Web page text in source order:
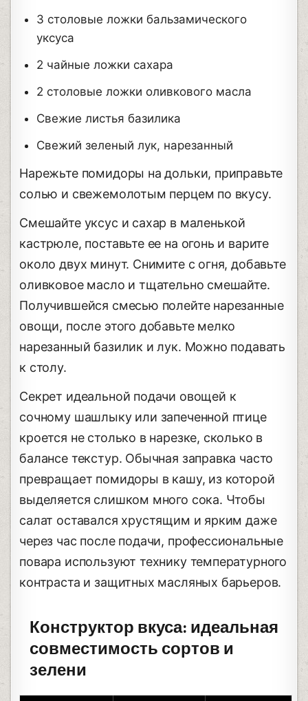
3 столовые ложки бальзамического
уксуса
2 чайные ложки сахара
2 столовые ложки оливкового масла
Свежие листья базилика
Свежий зеленый лук, нарезанный
Нарежьте помидоры на дольки, приправьте
солью и свежемолотым перцем по вкусу.
Смешайте уксус и сахар в маленькой
кастрюле, поставьте ее на огонь и варите
около двух минут. Снимите с огня, добавьте
оливковое масло и тщательно смешайте.
Получившейся смесью полейте нарезанные
овощи, после этого добавьте мелко
нарезанный базилик и лук. Можно подавать
к столу.
Секрет идеальной подачи овощей к
сочному шашлыку или запеченной птице
кроется не столько в нарезке, сколько в
балансе текстур. Обычная заправка часто
превращает помидоры в кашу, из которой
выделяется слишком много сока. Чтобы
салат оставался хрустящим и ярким даже
через час после подачи, профессиональные
повара используют технику температурного
контраста и защитных масляных барьеров.
Конструктор вкуса: идеальная
совместимость сортов и
зелени